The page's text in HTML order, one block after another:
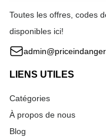
Toutes les offres, codes
disponibles ici!
LIENS UTILES
Catégories
À propos de nous
Blog